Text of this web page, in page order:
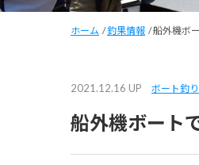
ホーム /釣果情報 /船外機ボ
2021.12.16 UP ボート釣
船外機ボート